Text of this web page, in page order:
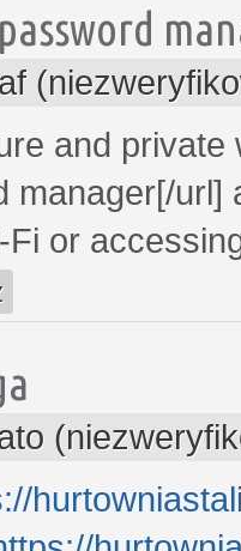
and private
manager[/url]
Fi or